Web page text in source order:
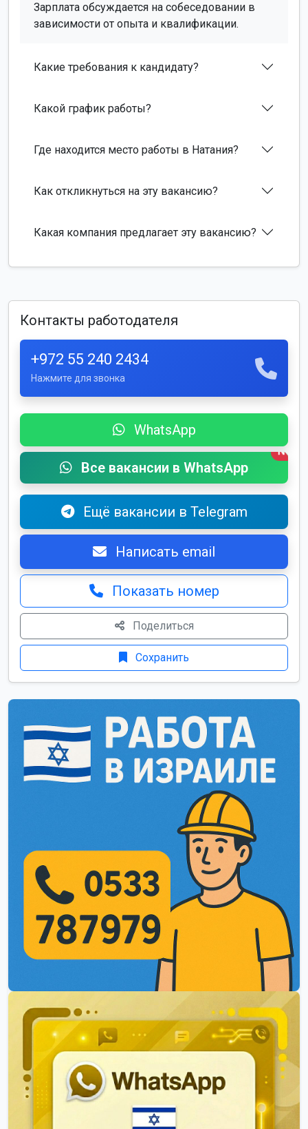
Зарплата обсуждается на собеседовании в
зависимости от опыта и квалификации.
Какие требования к кандидату?
Какой график работы?
Где находится место работы в Натания?
Как откликнуться на эту вакансию?
Какая компания предлагает эту вакансию?
Контакты работодателя
+972 55 240 2434
Нажмите для звонка
WhatsApp
Все вакансии в WhatsApp
New
Ещё вакансии в Telegram
Написать email
Показать номер
Поделиться
Сохранить